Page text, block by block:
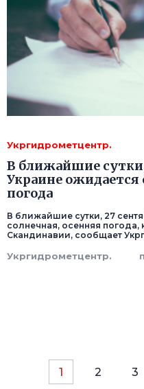
Укргидрометцентр.
В ближайшие сутки,
Украине ожидается
погода
В ближайшие сутки, 27
солнечная, осенняя погода,
Скандинавии, сообщает
Укргидрометцентр.
1 2 3